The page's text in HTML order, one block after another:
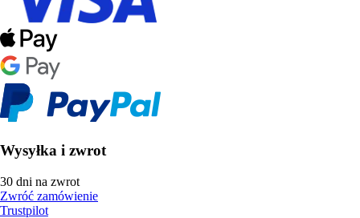
Wysyłka i zwrot
30 dni na zwrot
Zwróć zamówienie
Trustpilot